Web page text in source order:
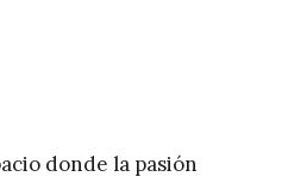
donde la pasión